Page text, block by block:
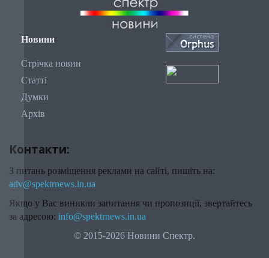
Новини
Стрічка новин
Статті
Думки
Архів
Контакти:
З питань розміщення реклами на сайті, пишіть на:
adv@spektrnews.in.ua
Якщо у Вас виникли запитання чи пропозиції, звертайтесь
за адресою: info@spektrnews.in.ua
© 2015-2026 Новини Спектр.